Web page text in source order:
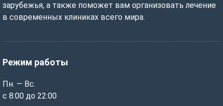
зарубежья, а также поможет вам организовать лечение
в современных клиниках всего мира.
Режим работы
Пн. — Вс.
с 8:00 до 22:00